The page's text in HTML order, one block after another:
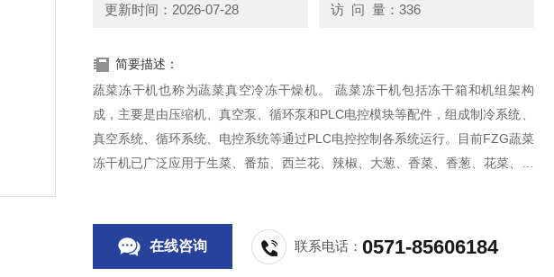
更新时间：2026-07-28 访 问 量：336
简要描述：
蔬菜冻干机也称为蔬菜真空冷冻干燥机。 蔬菜冻干机包括冻干箱和机组架构
成，主要是由压缩机、真空泵、循环泵和PLC电控模块等配件，组成制冷系统、
真空系统、循环系统、电控系统等通过PLC电控控制各系统运行。目前FZG蔬菜
冻干机已广泛应用于生菜、番茄、西兰花、辣椒、大葱、香菜、香葱、花菜、洋
在线咨询 联系电话：0571-85606184